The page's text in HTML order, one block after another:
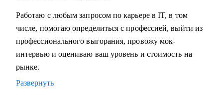
Работаю с любым запросом по карьере в IT, в том
числе, помогаю определиться с профессией, выйти из
профессионального выгорания, провожу мок-
интервью и оцениваю ваш уровень и стоимость на
рынке.
Развернуть